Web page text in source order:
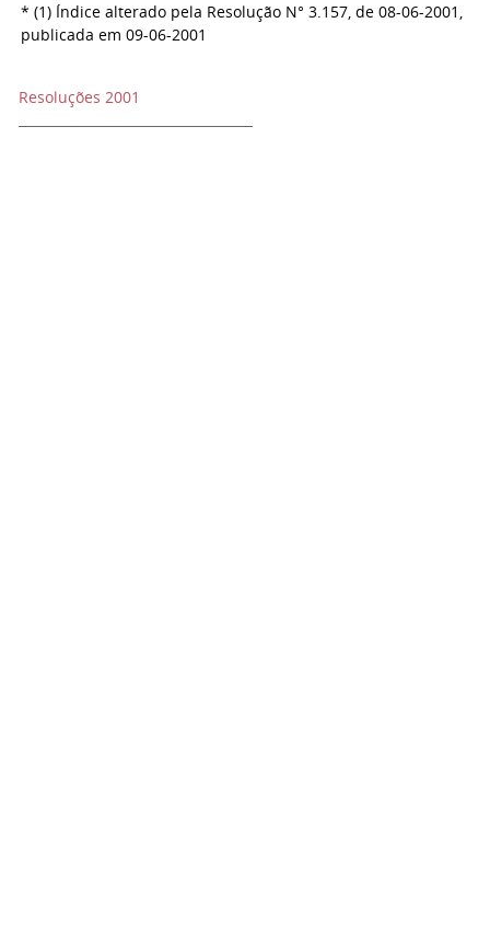
* (1) Índice alterado pela Resolução N° 3.157, de 08-06-2001,
publicada em 09-06-2001
Resoluções 2001